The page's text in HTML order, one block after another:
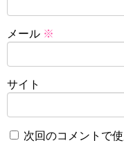
メール ※
サイト
次回のコメントで